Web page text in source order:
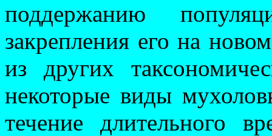
поддержанию
закрепления его на
из других
некоторые виды
течение длительного